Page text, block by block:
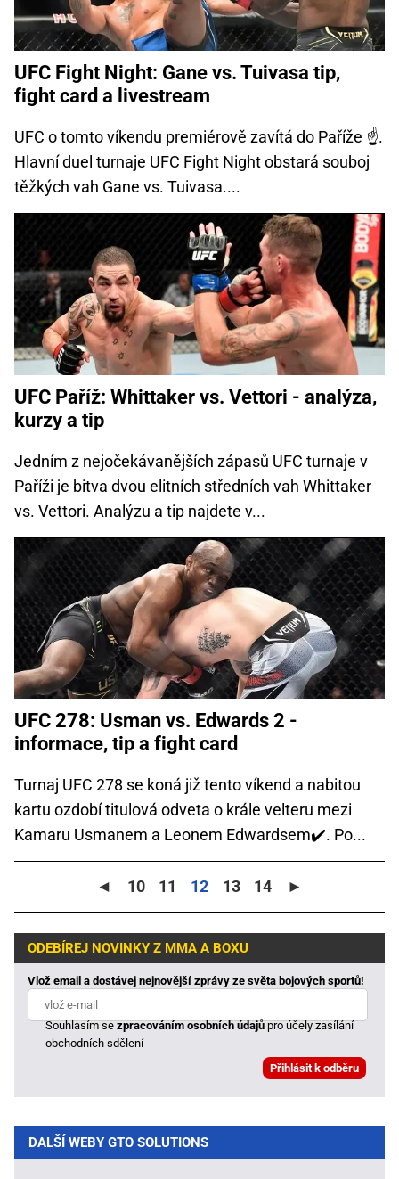
UFC Fight Night: Gane vs. Tuivasa tip,
fight card a livestream
UFC o tomto víkendu premiérově zavítá do Paříže ☝.
Hlavní duel turnaje UFC Fight Night obstará souboj
těžkých vah Gane vs. Tuivasa....
UFC Paříž: Whittaker vs. Vettori - analýza,
kurzy a tip
Jedním z nejočekávanějších zápasů UFC turnaje v
Paříži je bitva dvou elitních středních vah Whittaker
vs. Vettori. Analýzu a tip najdete v...
UFC 278: Usman vs. Edwards 2 -
informace, tip a fight card
Turnaj UFC 278 se koná již tento víkend a nabitou
kartu ozdobí titulová odveta o krále velteru mezi
Kamaru Usmanem a Leonem Edwardsem✔️. Po...
◄ 10 11 12 13 14 ►
ODEBÍREJ NOVINKY Z MMA A BOXU
Vlož email a dostávej nejnovější zprávy ze světa bojových sportů!
Souhlasím sezpracováním osobních údajůpro účely zasílání
obchodních sdělení
DALŠÍ WEBY GTO SOLUTIONS